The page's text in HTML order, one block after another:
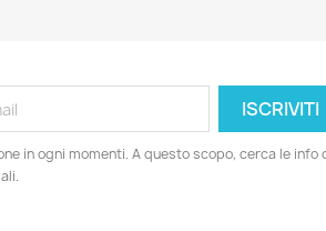
in ogni momenti. A questo scopo, cerca le info